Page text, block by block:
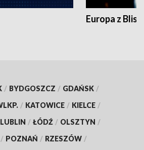
Europa z
/ BYDGOSZCZ / GDAŃSK /
/ KATOWICE / KIELCE /
LUBLIN / ŁÓDŹ / OLSZTYN /
/ POZNAŃ / RZESZÓW /